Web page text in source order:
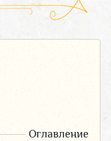
Оглавление